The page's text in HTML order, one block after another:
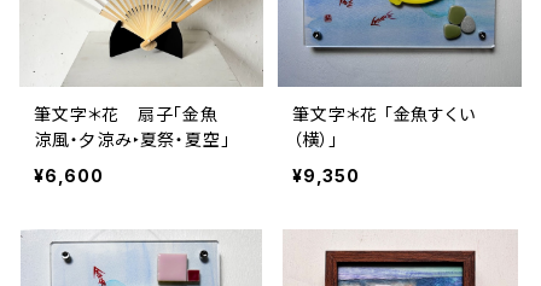
筆文字＊花 扇子「金魚
涼風・夕涼み‣夏祭・夏空」
¥6,600
筆文字＊花 「金魚すくい
（横）」
¥9,350